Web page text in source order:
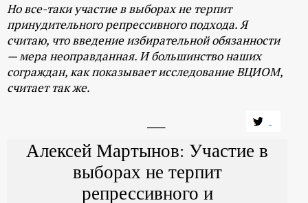
Но все-таки участие в выборах не терпит
принудительного репрессивного подхода. Я
считаю, что введение избирательной обязанности
— мера неоправданная. И большинство наших
сограждан, как показывает исследование ВЦИОМ,
считает так же.
Алексей Мартынов: Участие в
выборах не терпит
репрессивного и